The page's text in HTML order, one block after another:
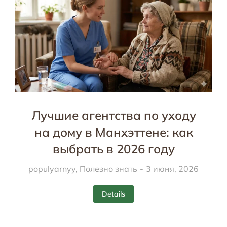
Лучшие агентства по уходу
на дому в Манхэттене: как
выбрать в 2026 году
populyarnyy, Полезно знать 3 июня, 2026
Details